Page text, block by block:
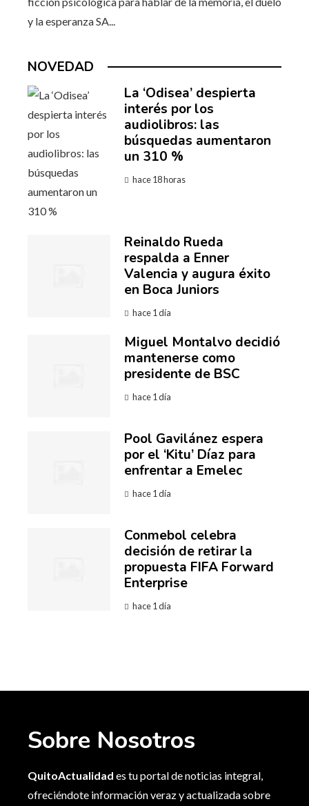
y la esperanza SA...
NOVEDAD
La ‘Odisea’ despierta
interés por los
audiolibros: las
búsquedas aumentaron
un 310 %
hace 18 horas
Reinaldo Rueda
respalda a Enner
Valencia y augura éxito
en Boca Juniors
hace 1 día
Miguel Montalvo decidió
mantenerse como
presidente de BSC
hace 1 día
Pool Gavilánez espera
por el ‘Kitu’ Díaz para
enfrentar a Emelec
hace 1 día
Conmebol celebra
decisión de retirar la
propuesta FIFA Forward
Enterprise
hace 1 día
Sobre Nosotros
QuitoActualidad es tu portal de noticias integral,
ofreciéndote información veraz y actualizada sobre